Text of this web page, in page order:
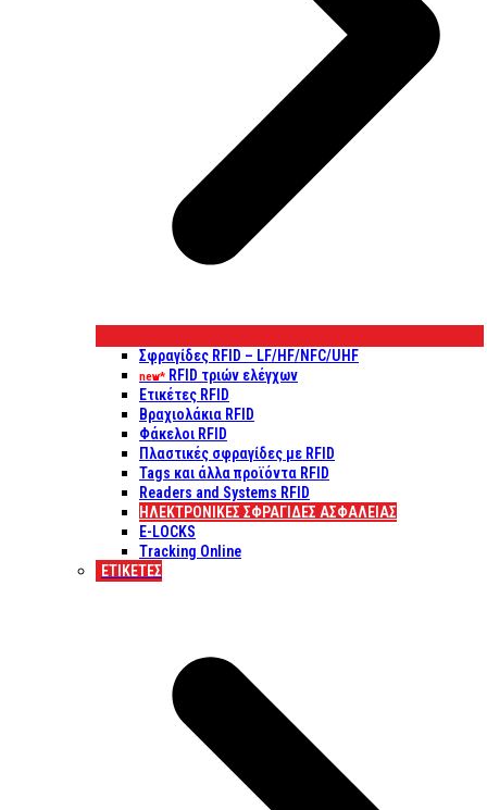
Σφραγίδες RFID – LF/HF/NFC/UHF
new* RFID τριών ελέγχων
Ετικέτες RFID
Βραχιολάκια RFID
Φάκελοι RFID
Πλαστικές σφραγίδες με RFID
Tags και άλλα προϊόντα RFID
Readers and Systems RFID
ΗΛΕΚΤΡΟΝΙΚΕΣ ΣΦΡΑΓΙΔΕΣ ΑΣΦΑΛΕΙΑΣ
E-LOCKS
Tracking Online
ΕΤΙΚΈΤΕΣ